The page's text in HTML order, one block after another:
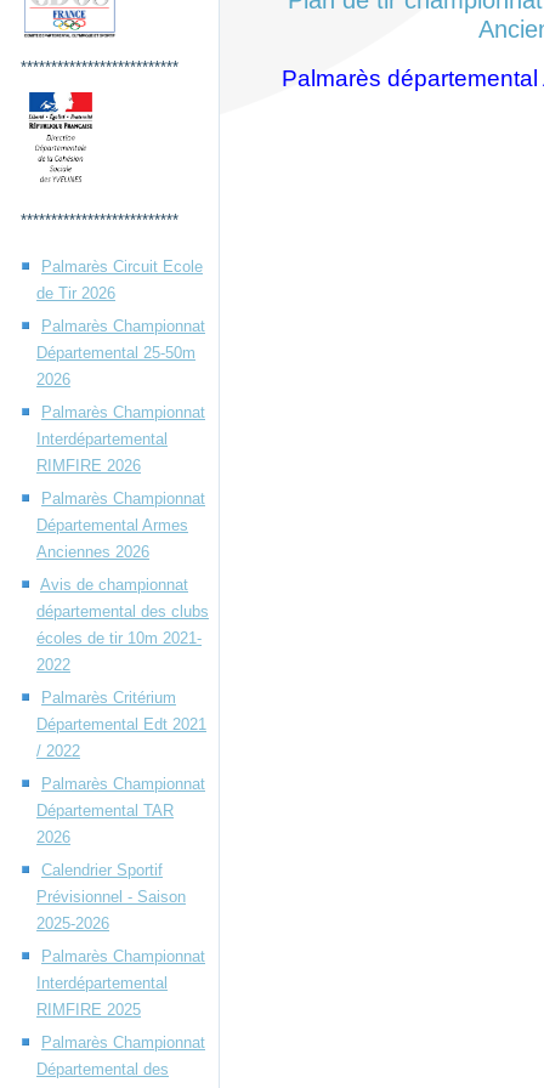
**************************
**************************
Palmarès Circuit Ecole
de Tir 2026
Palmarès Championnat
Départemental 25-50m
2026
Palmarès Championnat
Interdépartemental
RIMFIRE 2026
Palmarès Championnat
Départemental Armes
Anciennes 2026
Avis de championnat
départemental des clubs
écoles de tir 10m 2021-
2022
Palmarès Critérium
Départemental Edt 2021
/ 2022
Palmarès Championnat
Départemental TAR
2026
Calendrier Sportif
Prévisionnel - Saison
2025-2026
Palmarès Championnat
Interdépartemental
RIMFIRE 2025
Palmarès Championnat
Départemental des
Palmarès